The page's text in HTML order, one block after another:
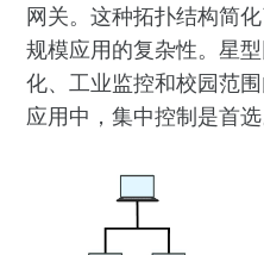
网关。这种拓扑结构简
规模应用的复杂性。星
化、工业监控和校园范
应用中，集中控制是首选